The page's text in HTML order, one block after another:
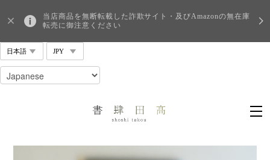
当店商品を無断転載した詐欺サイト・及びAmazonの無在庫
転売に御注意ください